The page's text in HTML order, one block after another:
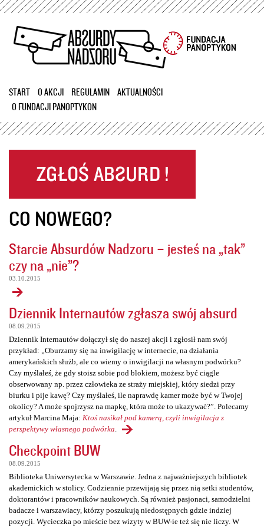
Przejdź
treści
START O AKCJI REGULAMIN
AKTUALNOŚCI
O FUNDACJI PANOPTYKON
CO NOWEGO?
Starcie Absurdów Nadzoru – jesteś na „tak”
czy na „nie”?
03.10.2015
Dziennik Internautów zgłasza swój absurd
08.09.2015
Dziennik Internautów dołączył się do naszej akcji i zgłosił nam swój
przykład: „Oburzamy się na inwigilację w internecie, na działania
amerykańskich służb, ale co wiemy o inwigilacji na własnym podwórku?
Czy myślałeś, że gdy stoisz sobie pod blokiem, możesz być ciągle
obserwowany np. przez człowieka ze straży miejskiej, który siedzi przy
biurku i pije kawę? Czy myślałeś, ile naprawdę kamer może być w Twojej
okolicy? A może spojrzysz na mapkę, która może to ukazywać?”. Polecamy
artykuł Marcina Maja: Ktoś nasikał pod kamerą, czyli inwigilacja z
perspektywy własnego podwórka
Checkpoint BUW
08.09.2015
Biblioteka Uniwersytecka w Warszawie. Jedna z najważniejszych bibliotek
akademickich w stolicy. Codziennie przewijają się przez nią setki studentów,
doktorantów i pracowników naukowych. Są również pasjonaci, samodzielni
badacze i warszawiacy, którzy poszukują niedostępnych gdzie indziej
pozycji. Wycieczka po mieście bez wizyty w BUW-ie też się nie liczy. W